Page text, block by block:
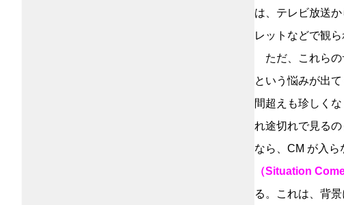
は、テレビ放送
レットなどで観
ただ、これらの
という悩みが出
間超えも珍しく
れ途切れで見る
なら、CM が入
（Situation
る。これは、背